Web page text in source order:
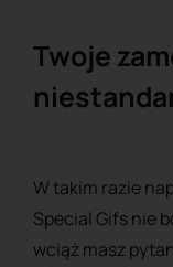
Twoje
W takim razie
Special Gifs nie
wciąż masz